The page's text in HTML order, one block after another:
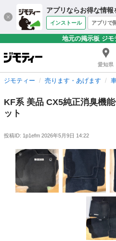
アプリならお得な情報
インストール アプリで
地元の掲示板 ジ
愛知県
ジモティー 売ります・あげます
KF系 美品 CX5純正消臭機
ット
投稿ID: 1p1efm 2026年5月9日 14:22